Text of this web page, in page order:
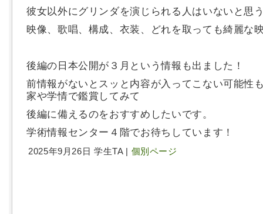
彼女以外にグリンダを演じられる人はいないと思
映像、歌唱、構成、衣装、どれを取っても綺麗な
後編の日本公開が３月という情報も出ました！
前情報がないとスッと内容が入ってこない可能性
家や学情で鑑賞してみて
後編に備えるのをおすすめしたいです。
学術情報センター４階でお待ちしています！
2025年9月26日 学生TA | 個別ページ